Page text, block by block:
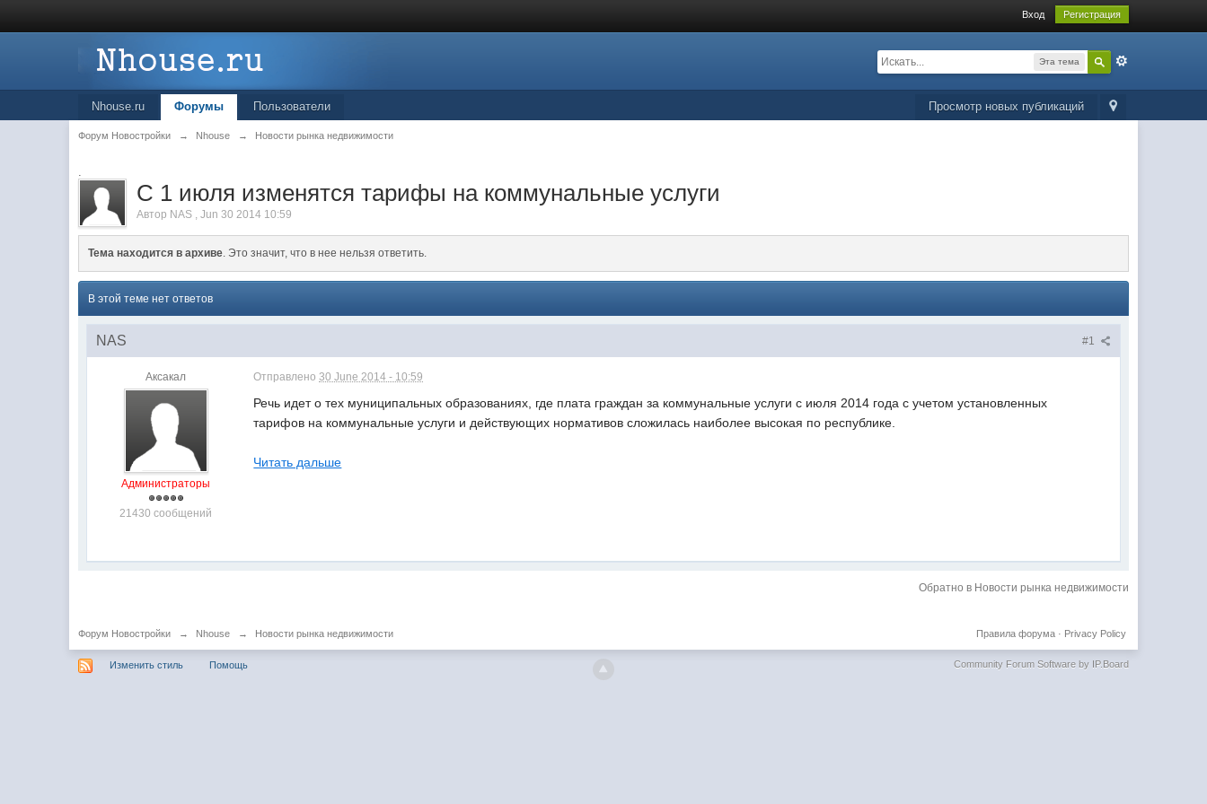
Вход Регистрация
Эта тема
Просмотр новых публикаций
Nhouse.ru Форумы Пользователи
Форум Новостройки → Nhouse → Новости рынка недвижимости
.
С 1 июля изменятся тарифы на коммунальные услуги
Автор NAS ,Jun 30 2014 10:59
Тема находится в архиве. Это значит, что в нее нельзя ответить.
В этой теме нет ответов
#1
NAS
Аксакал
Администраторы
21430 сообщений
Отправлено30 June 2014 - 10:59
Речь идет о тех муниципальных образованиях, где плата граждан за коммунальные услуги с июля 2014 года с учетом установленных
тарифов на коммунальные услуги и действующих нормативов сложилась наиболее высокая по республике.
Читать дальше
Обратно в Новости рынка недвижимости
Форум Новостройки → Nhouse → Новости рынка недвижимости Privacy Policy
Правила форума·
Изменить стиль Помощь Community Forum Software by IP.Board